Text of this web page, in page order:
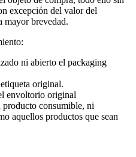
excepción del valor del
mayor brevedad.
ni abierto el packaging
original.
envoltorio original
producto consumible, ni
aquellos productos que sean